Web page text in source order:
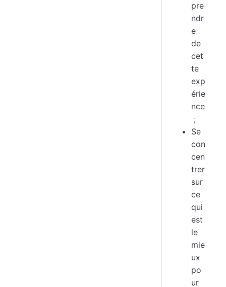
pre
ndr
e
de
cet
te
exp
érie
nce
;
Se
con
cen
trer
sur
ce
qui
est
le
mie
ux
po
ur